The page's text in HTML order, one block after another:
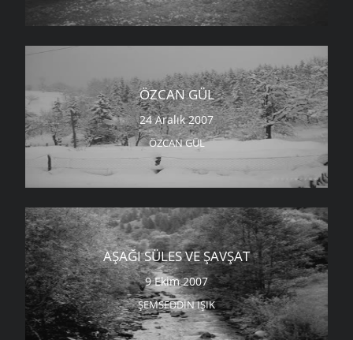
ÖZCAN GÜL
24 Aralık 2007
ÖZCAN GÜL
AŞAĞI SÜLES VE ŞAVŞAT
9 Ekim 2007
ŞEMSEDDIN IŞIK